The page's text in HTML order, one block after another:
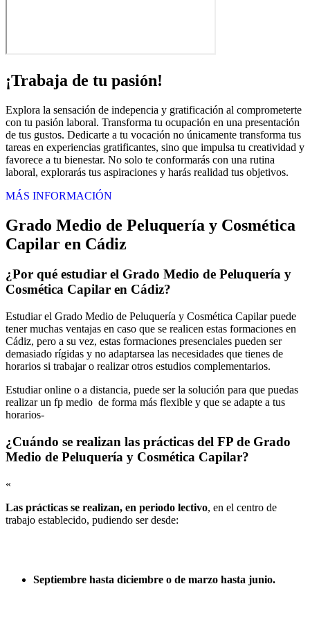
¡Trabaja de tu pasión!
Explora la sensación de indepencia y gratificación al comprometerte
con tu pasión laboral. Transforma tu ocupación en una presentación
de tus gustos. Dedicarte a tu vocación no únicamente transforma tus
tareas en experiencias gratificantes, sino que impulsa tu creatividad y
favorece a tu bienestar. No solo te conformarás con una rutina
laboral, explorarás tus aspiraciones y harás realidad tus objetivos.
MÁS INFORMACIÓN
Grado Medio de Peluquería y Cosmética
Capilar en Cádiz
¿Por qué estudiar el Grado Medio de Peluquería y
Cosmética Capilar en Cádiz?
Estudiar el Grado Medio de Peluquería y Cosmética Capilar puede
tener muchas ventajas en caso que se realicen estas formaciones en
Cádiz, pero a su vez, estas formaciones presenciales pueden ser
demasiado rígidas y no adaptarsea las necesidades que tienes de
horarios si trabajar o realizar otros estudios complementarios.
Estudiar online o a distancia, puede ser la solución para que puedas
realizar un fp medio de forma más flexible y que se adapte a tus
horarios-
¿Cuándo se realizan las prácticas del FP de Grado
Medio de Peluquería y Cosmética Capilar?
«
Las prácticas se realizan, en periodo lectivo, en el centro de
trabajo establecido, pudiendo ser desde:
Septiembre hasta diciembre o de marzo hasta junio.